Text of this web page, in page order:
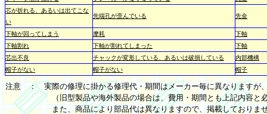
芯が折れる、あるいは出てこな
い
先端孔が歪んでいる 先金
下軸が回ってしまう 摩耗
下軸
下軸割れ
下軸が割れてしまった
下軸
芯出不良
チャックが変形している、あるいは破損している
内部機構
帽子がない
帽子がない 帽子
注意 ： 実際の修理に掛かる修理代・期間はメーカー毎に異なりますが
（旧型製品や海外製品の場合は、費用・期間とも上記内容と必
また、商品により部品代は異なりますので、掲載しておりま